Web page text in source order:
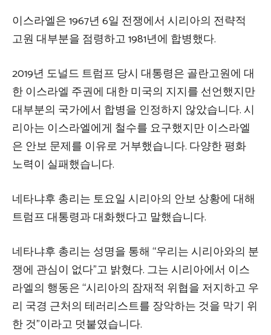
이스라엘은 1967년 6일 전쟁에서 시리아의 전략적
고원 대부분을 점령하고 1981년에 합병했다.
2019년 도널드 트럼프 당시 대통령은 골란고원에 대
한 이스라엘 주권에 대한 미국의 지지를 선언했지만
대부분의 국가에서 합병을 인정하지 않았습니다. 시
리아는 이스라엘에게 철수를 요구했지만 이스라엘
은 안보 문제를 이유로 거부했습니다. 다양한 평화
노력이 실패했습니다.
네타냐후 총리는 토요일 시리아의 안보 상황에 대해
트럼프 대통령과 대화했다고 말했습니다.
네타냐후 총리는 성명을 통해 “우리는 시리아와의 분
쟁에 관심이 없다”고 밝혔다. 그는 시리아에서 이스
라엘의 행동은 “시리아의 잠재적 위협을 저지하고 우
리 국경 근처의 테러리스트를 장악하는 것을 막기 위
한 것”이라고 덧붙였습니다.